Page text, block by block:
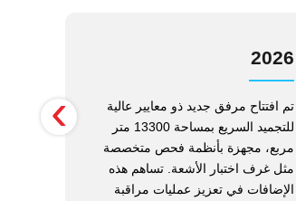
2026
تم افتتاح مرفق جديد ذو معايير عالية
للتجميد السريع بمساحة 13300 متر
مربع، مجهزة بأنظمة فحص متخصصة
مثل غرف اختبار الأشعة. تساهم هذه
الإضافات في تعزيز عمليات مراقبة
‹